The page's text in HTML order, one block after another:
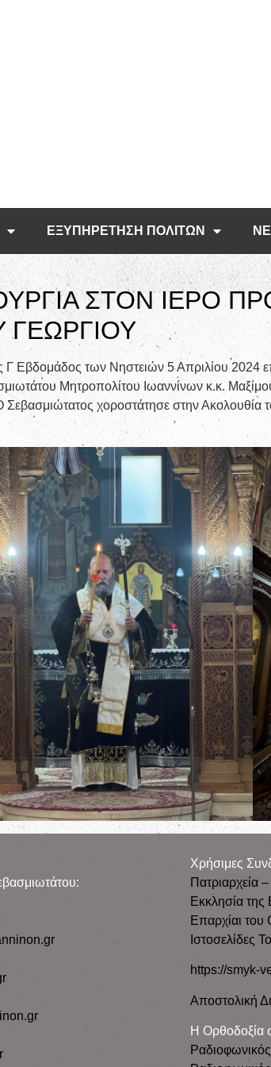
ΕΞΥΠΗΡΕΤΗΣΗ ΠΟΛΙΤΩΝ
ΣΤΟΝ ΙΕΡΟ
ΓΕΩΡΓΙΟΥ
Γ Εβδομάδος των Νηστειών 5 Απριλίου 2024
Μητροπολίτου Ιωαννίνων κ.κ.
χοροστάτησε στην Ακολουθία
Χρήσιμες
Πατριαρχεία
Εκκλησία της
Επαρχίαι του
Ιστοσελίδες
https://smyk-
Αποστολική
Η Ορθοδοξία